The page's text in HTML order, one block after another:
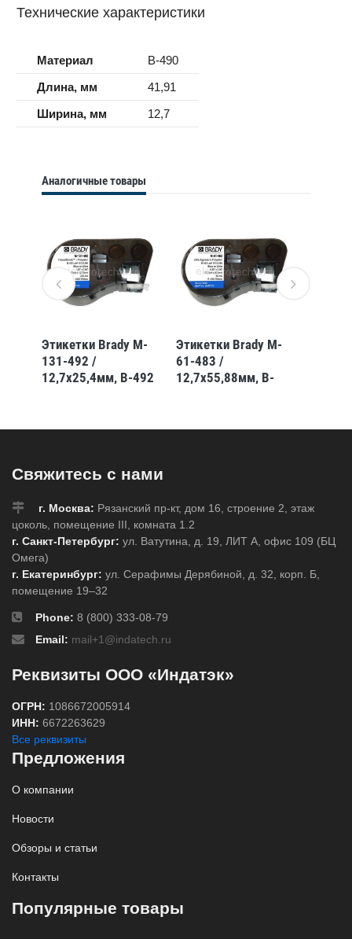
Технические характеристики
Материал
B-490
Длина, мм
41,91
Ширина, мм
12,7
Аналогичные товары
Этикетки Brady M-
131-492 /
12,7x25,4мм, B-492
Этикетки Brady M-
61-483 /
12,7x55,88мм, B-
Свяжитесь с нами
г. Москва: Рязанский пр-кт, дом 16, строение 2, этаж
цоколь, помещение III, комната 1.2
г. Санкт-Петербург: ул. Ватутина, д. 19, ЛИТ А, офис 109 (БЦ
Омега)
г. Екатеринбург: ул. Серафимы Дерябиной, д. 32, корп. Б,
помещение 19–32
Phone: 8 (800) 333-08-79
Email: mail+1@indatech.ru
Реквизиты ООО «Индатэк»
ОГРН: 1086672005914
ИНН: 6672263629
Все реквизиты
Предложения
О компании
Новости
Обзоры и статьи
Контакты
Популярные товары